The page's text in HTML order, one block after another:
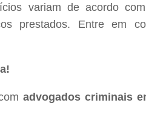
variam de acordo
prestados. Entre em
advogados criminais